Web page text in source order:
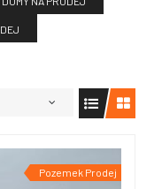
Pozemek Prodej